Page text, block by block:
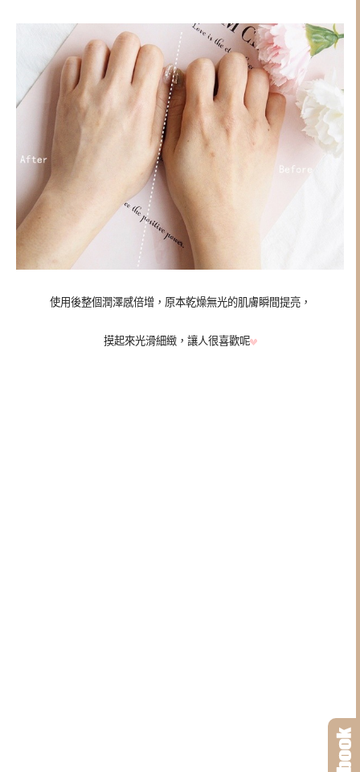
使用後整個潤澤感倍增，原本乾燥無光的肌膚瞬間提亮，
摸起來光滑細緻，讓人很喜歡呢